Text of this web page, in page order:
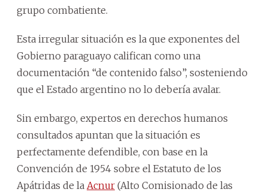
grupo combatiente.
Esta irregular situación es la que exponentes del
Gobierno paraguayo califican como una
documentación “de contenido falso”, sosteniendo
que el Estado argentino no lo debería avalar.
Sin embargo, expertos en derechos humanos
consultados apuntan que la situación es
perfectamente defendible, con base en la
Convención de 1954 sobre el Estatuto de los
Apátridas de la Acnur (Alto Comisionado de las